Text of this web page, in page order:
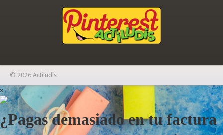
© 2026 Actiludis
×
¿Pagas demasiado en tu factura